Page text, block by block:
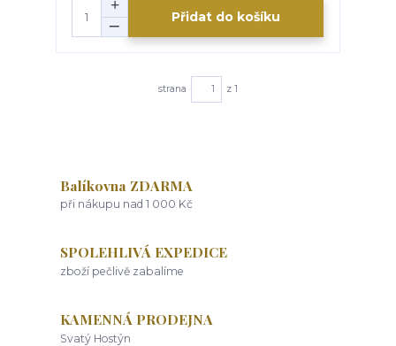
Přidat do košíku
strana z 1
Balíkovna ZDARMA
při nákupu nad 1 000 Kč
SPOLEHLIVÁ EXPEDICE
zboží pečlivě zabalíme
KAMENNÁ PRODEJNA
Svatý Hostýn